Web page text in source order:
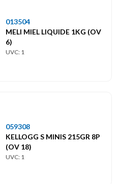
013504
MELI MIEL LIQUIDE 1KG (OV
6)
UVC: 1
059308
KELLOGG S MINIS 215GR 8P
(OV 18)
UVC: 1